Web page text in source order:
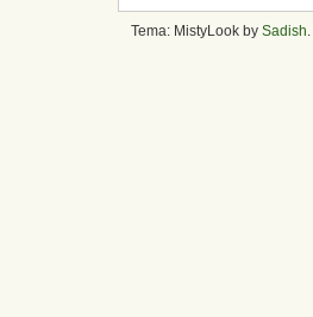
Tema: MistyLook by Sadish